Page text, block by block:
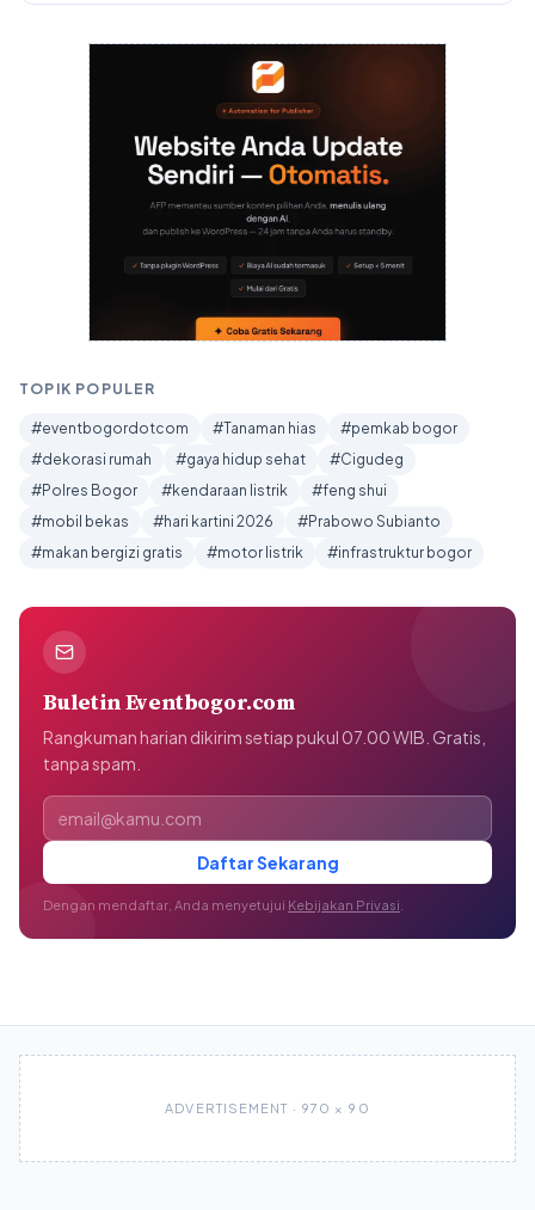
TOPIK POPULER
#eventbogordotcom #Tanaman hias
#pemkab bogor
#dekorasi rumah
#gaya hidup sehat
#Cigudeg
#Polres Bogor
#kendaraan listrik
#feng shui
#mobil bekas
#hari kartini 2026
#Prabowo Subianto
#makan bergizi gratis
#motor listrik #infrastruktur bogor
Buletin Eventbogor.com
Rangkuman harian dikirim setiap pukul 07.00 WIB. Gratis,
tanpa spam.
Alamat email
Daftar Sekarang
Dengan mendaftar, Anda menyetujui Kebijakan Privasi
ADVERTISEMENT · 970 × 90